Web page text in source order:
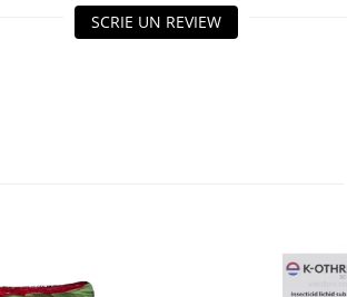
SCRIE UN REVIEW